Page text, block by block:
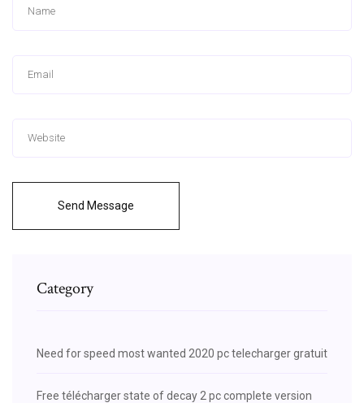
Send Message
Category
Need for speed most wanted 2020 pc telecharger gratuit
Free télécharger state of decay 2 pc complete version